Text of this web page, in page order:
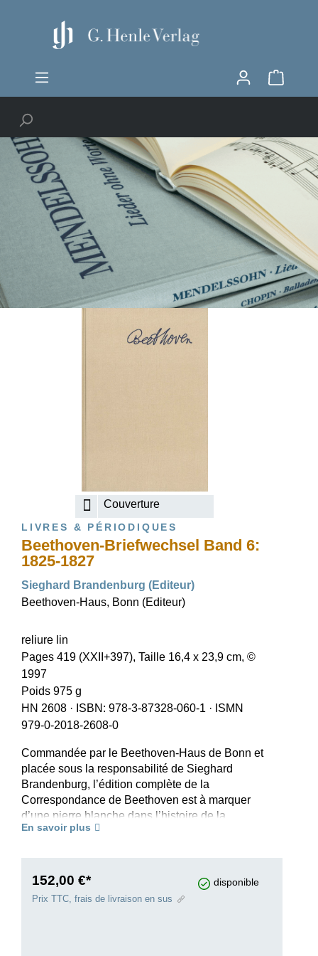
Couverture
LIVRES & PÉRIODIQUES
Beethoven-Briefwechsel Band 6:
1825-1827
Sieghard Brandenburg (Editeur)
Beethoven-Haus, Bonn (Editeur)
reliure lin
Pages 419 (XXII+397), Taille 16,4 x 23,9 cm, ©
1997
Poids 975 g
HN 2608 · ISBN: 978-3-87328-060-1 · ISMN
979-0-2018-2608-0
Commandée par le Beethoven-Haus de Bonn et
placée sous la responsabilité de Sieghard
Brandenburg, l’édition complète de la
Correspondance de Beethoven est à marquer
d’une pierre blanche dans l’histoire de la
recherche beethovénienne. Elle constitue en
scientifiques modernes et abondamment
commentée. Elle comprend toutes les lettres de
En savoir plus
152,00 €* disponible
Prix TTC, frais de livraison en sus